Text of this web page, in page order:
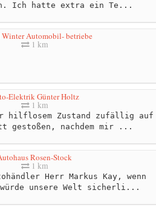
Ich hatte extra ein Te...
Winter Automobil- betriebe
1 km
Elektrik Günter Holtz
1 km
hilflosem Zustand zufällig auf
gestoßen, nachdem mir ...
Rosen-Stock
1 km
Herr Markus Kay, wenn
unsere Welt sicherli...